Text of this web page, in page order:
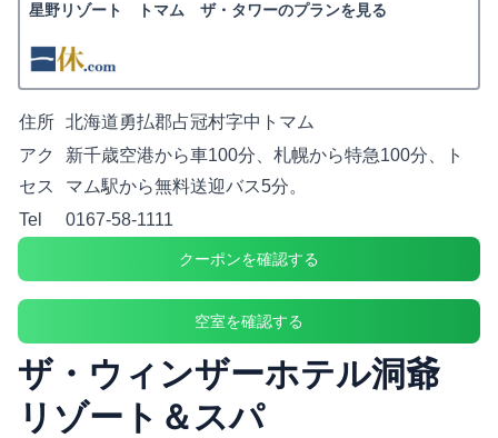
星野リゾート トマム ザ・タワーのプランを見る
住所 北海道勇払郡占冠村字中トマム
アク
セス
新千歳空港から車100分、札幌から特急100分、ト
マム駅から無料送迎バス5分。
Tel
0167-58-1111
クーポンを確認する
空室を確認する
ザ・ウィンザーホテル洞爺
リゾート＆スパ